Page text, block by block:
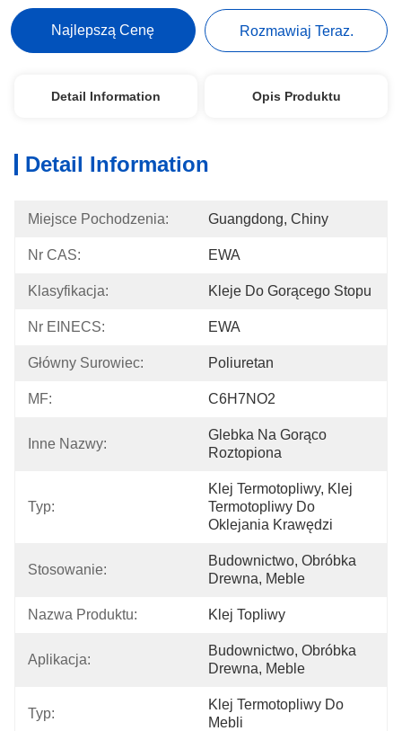
Najlepszą Cenę Rozmawiaj Teraz.
Detail Information Opis Produktu
Detail Information
Miejsce Pochodzenia: Guangdong, Chiny
Nr CAS: EWA
Klasyfikacja: Kleje Do Gorącego Stopu
Nr EINECS: EWA
Główny Surowiec: Poliuretan
MF: C6H7NO2
Inne Nazwy:
Glebka Na Gorąco
Roztopiona
Typ:
Klej Termotopliwy, Klej
Termotopliwy Do
Oklejania Krawędzi
Stosowanie:
Budownictwo, Obróbka
Drewna, Meble
Nazwa Produktu: Klej Topliwy
Aplikacja:
Budownictwo, Obróbka
Drewna, Meble
Typ:
Klej Termotopliwy Do
Mebli